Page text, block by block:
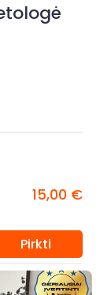
15,00 €
Pirkti